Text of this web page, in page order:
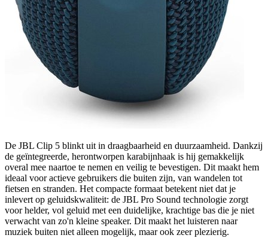
De JBL Clip 5 blinkt uit in draagbaarheid en duurzaamheid. Dankzij
de geïntegreerde, herontworpen karabijnhaak is hij gemakkelijk
overal mee naartoe te nemen en veilig te bevestigen. Dit maakt hem
ideaal voor actieve gebruikers die buiten zijn, van wandelen tot
fietsen en stranden. Het compacte formaat betekent niet dat je
inlevert op geluidskwaliteit: de JBL Pro Sound technologie zorgt
voor helder, vol geluid met een duidelijke, krachtige bas die je niet
verwacht van zo'n kleine speaker. Dit maakt het luisteren naar
muziek buiten niet alleen mogelijk, maar ook zeer plezierig.